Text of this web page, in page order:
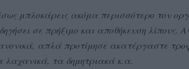
μπλοκάρεις ακόμα περισσότερο τον
σε πρήξιμο και αποθήκευση λίπους.
απλά προτίμησε ακατέργαστε
λαχανικά, τα δημητριακά κ.α.